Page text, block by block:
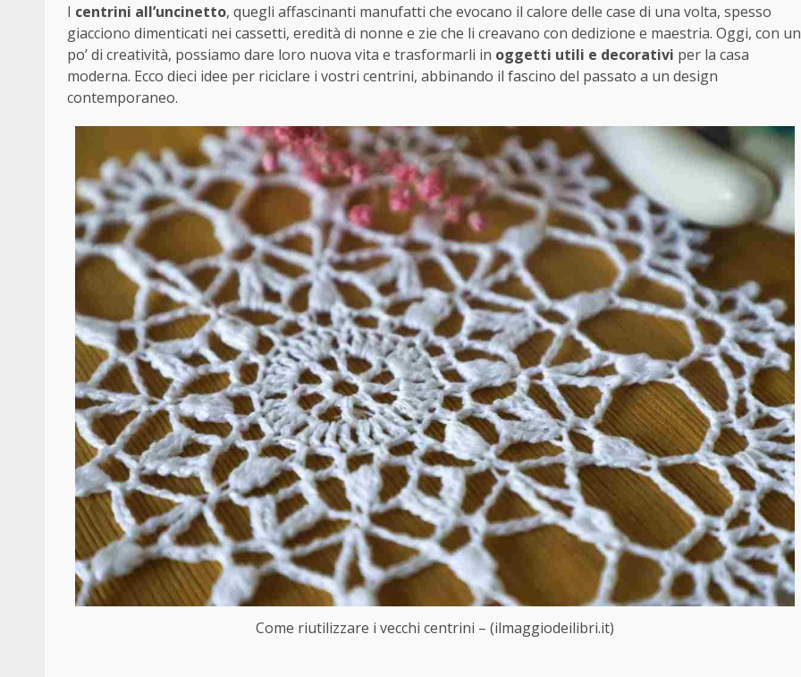
I centrini all’uncinetto, quegli affascinanti manufatti che evocano il calore delle case di una volta, spesso
giacciono dimenticati nei cassetti, eredità di nonne e zie che li creavano con dedizione e maestria. Oggi, con un
po’ di creatività, possiamo dare loro nuova vita e trasformarli in oggetti utili e decorativi per la casa
moderna. Ecco dieci idee per riciclare i vostri centrini, abbinando il fascino del passato a un design
contemporaneo.
Come riutilizzare i vecchi centrini – (ilmaggiodeilibri.it)